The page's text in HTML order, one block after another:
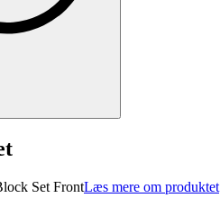
Set FrontLæs mere om produktet